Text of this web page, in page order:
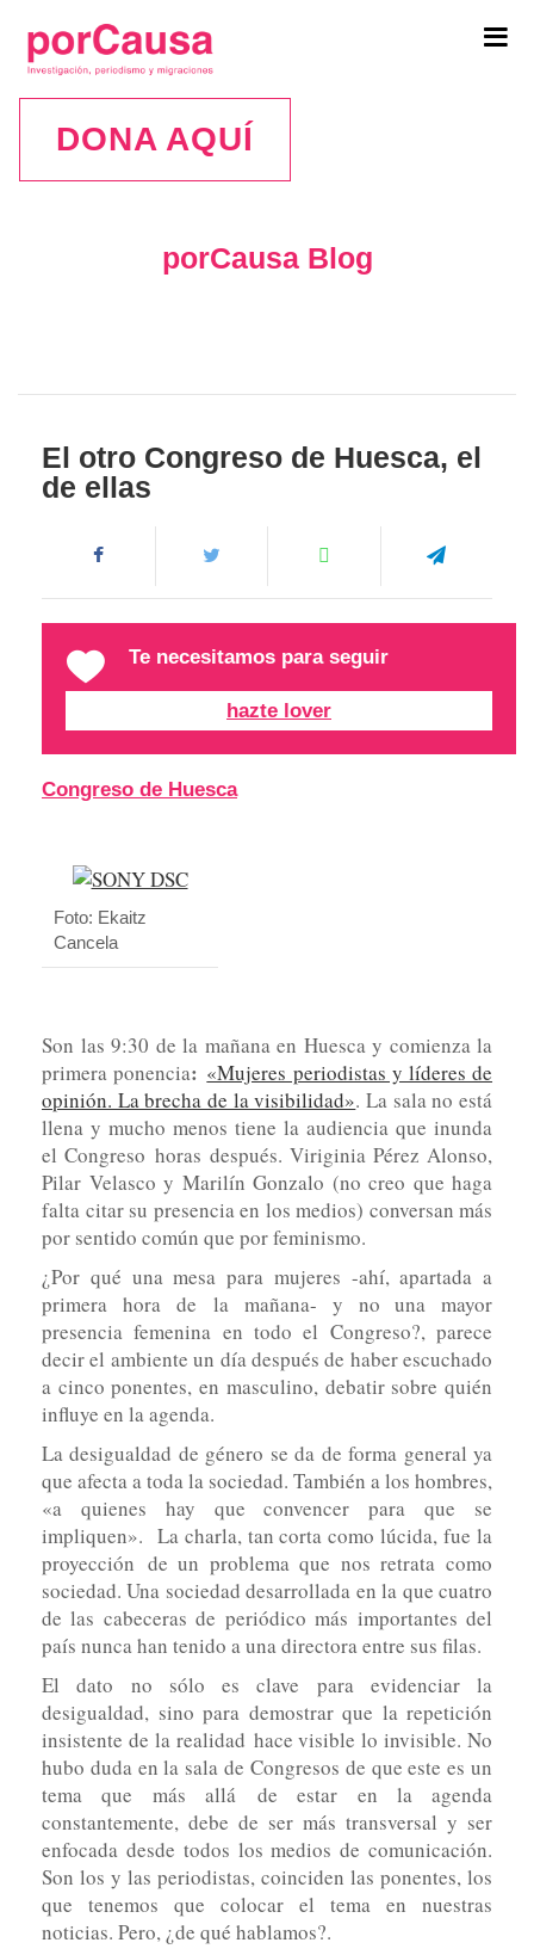
DONA AQUÍ
porCausa Blog
El otro Congreso de Huesca, el
de ellas
Te necesitamos para seguir
hazte lover
Congreso de Huesca
Foto: Ekaitz
Cancela
Son las 9:30 de la mañana en Huesca y comienza la
primera ponencia: «Mujeres periodistas y líderes de
opinión. La brecha de la visibilidad». La sala no está
llena y mucho menos tiene la audiencia que inunda
el Congreso horas después. Viriginia Pérez Alonso,
Pilar Velasco y Marilín Gonzalo (no creo que haga
falta citar su presencia en los medios) conversan más
por sentido común que por feminismo.
¿Por qué una mesa para mujeres -ahí, apartada a
primera hora de la mañana- y no una mayor
presencia femenina en todo el Congreso?, parece
decir el ambiente un día después de haber escuchado
a cinco ponentes, en masculino, debatir sobre quién
influye en la agenda.
La desigualdad de género se da de forma general ya
que afecta a toda la sociedad. También a los hombres,
«a quienes hay que convencer para que se
impliquen». La charla, tan corta como lúcida, fue la
proyección de un problema que nos retrata como
sociedad. Una sociedad desarrollada en la que cuatro
de las cabeceras de periódico más importantes del
país nunca han tenido a una directora entre sus filas.
El dato no sólo es clave para evidenciar la
desigualdad, sino para demostrar que la repetición
insistente de la realidad hace visible lo invisible. No
hubo duda en la sala de Congresos de que este es un
tema que más allá de estar en la agenda
constantemente, debe de ser más transversal y ser
enfocada desde todos los medios de comunicación.
Son los y las periodistas, coinciden las ponentes, los
que tenemos que colocar el tema en nuestras
noticias. Pero, ¿de qué hablamos?.